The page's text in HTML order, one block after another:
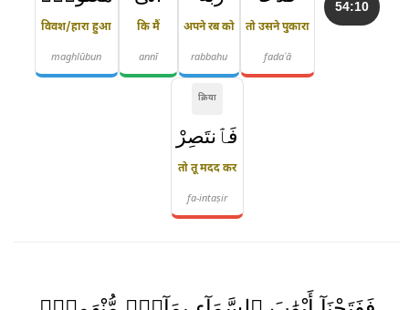
54:10
तो उसने पुकारा
fadaʿā
अपने रब को
rabbahu
कि मैं
annī
विवश/हारा हुआ
maghlūbun
क्रिया
فَٱنتَصِرْ
तो तू मदद कर
fa-intaṣir